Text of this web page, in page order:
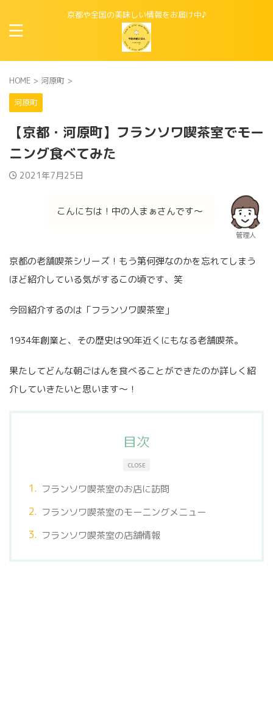
京都や全国の美味しい情報をお届け中♪
HOME > 河原町 >
河原町
【京都・河原町】フランソワ喫茶室でモー
ニング食べてみた
2021年7月25日
こんにちは！中の人まぁさんです〜
管理人
京都の老舗喫茶シリーズ！もう第何弾なのかを忘れてしまう
ほど紹介している気がするこの頃です、笑
今回紹介するのは「フランソワ喫茶室」
1934年創業と、その歴史は90年近くにもなる老舗喫茶。
果たしてどんな朝ごはんを食べることができたのか詳しく紹
介していきたいと思います〜！
CLOSE
目次
フランソワ喫茶室のお店に訪問
フランソワ喫茶室のモーニングメニュー
フランソワ喫茶室の店舗情報